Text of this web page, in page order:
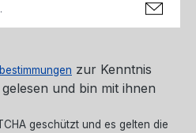
zur Kenntnis
gelesen und bin mit ihnen
geschützt und es gelten die